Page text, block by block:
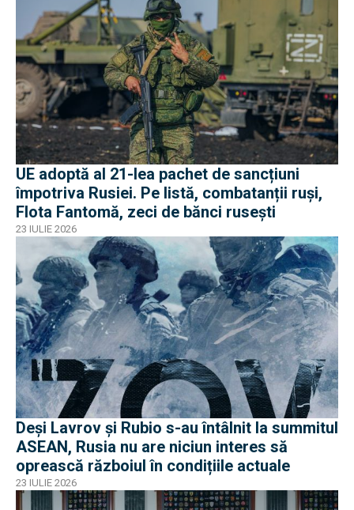
UE adoptă al 21-lea pachet de sancțiuni
împotriva Rusiei. Pe listă, combatanții ruși,
Flota Fantomă, zeci de bănci rusești
23 IULIE 2026
Deși Lavrov și Rubio s-au întâlnit la summitul
ASEAN, Rusia nu are niciun interes să
oprească războiul în condițiile actuale
23 IULIE 2026